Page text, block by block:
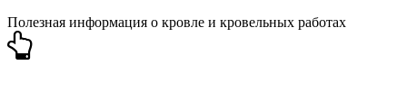
Полезная информация о кровле и кровельных работах